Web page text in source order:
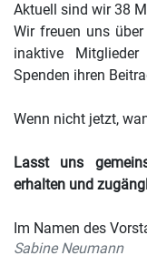
Aktuell sind wir 38
Wir freuen uns
inaktive
Spenden ihren
Wenn nicht jetzt,
Lasst uns
erhalten und
Im Namen des
Sabine Neumann